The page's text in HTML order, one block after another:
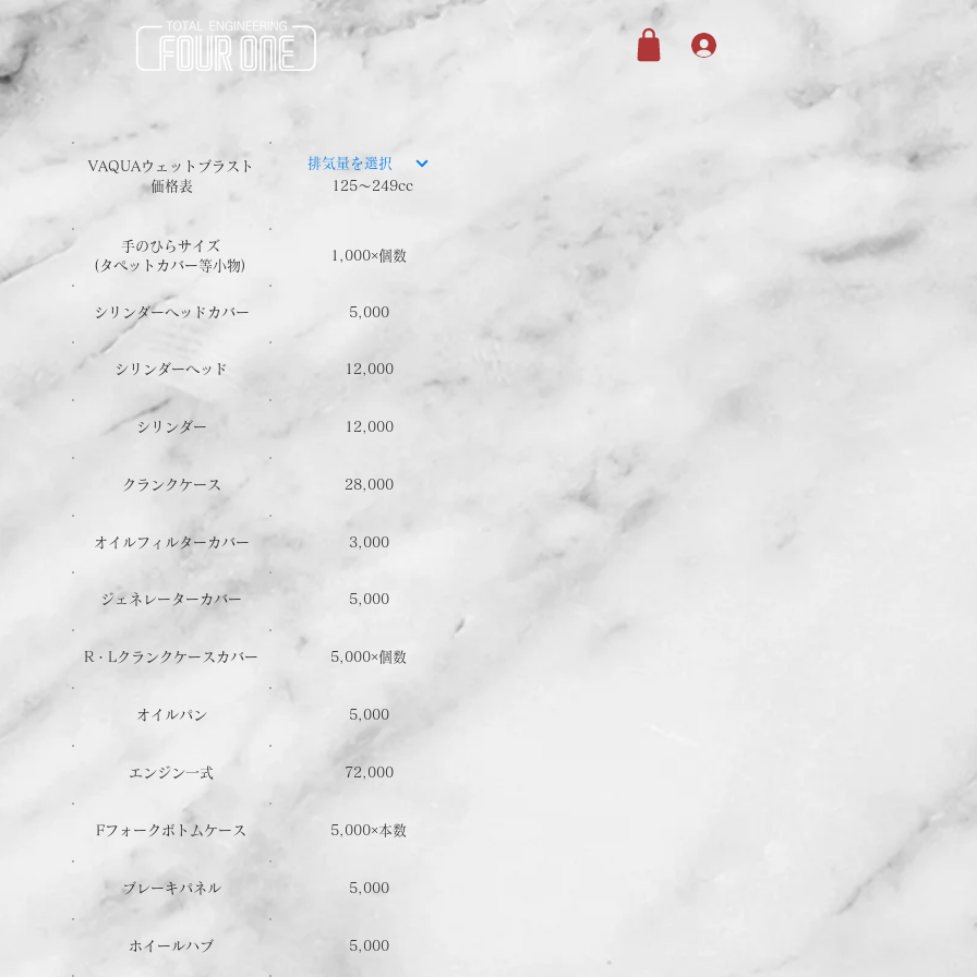
​VAQUAウェットブラスト
​価格表
排気量を選択
125～249cc
手のひらサイズ
​(タペットカバー等小物)
1,000×個数
シリンダーヘッドカバー 5,000
シリンダーヘッド 12,000
シリンダー 12,000
クランクケース 28,000
オイルフィルターカバー 3,000
ジェネレーターカバー 5,000
R・Lクランクケースカバー 5,000×個数
オイルパン 5,000
エンジン一式 72,000
Fフォークボトムケース 5,000×本数
ブレーキパネル 5,000
ホイールハブ 5,000